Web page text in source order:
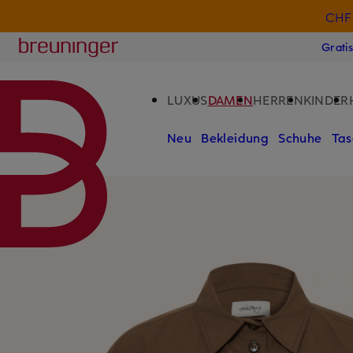
Breuninger
LUXUSDAMENHERRENKINDER
Neu Bekleidung Schuhe